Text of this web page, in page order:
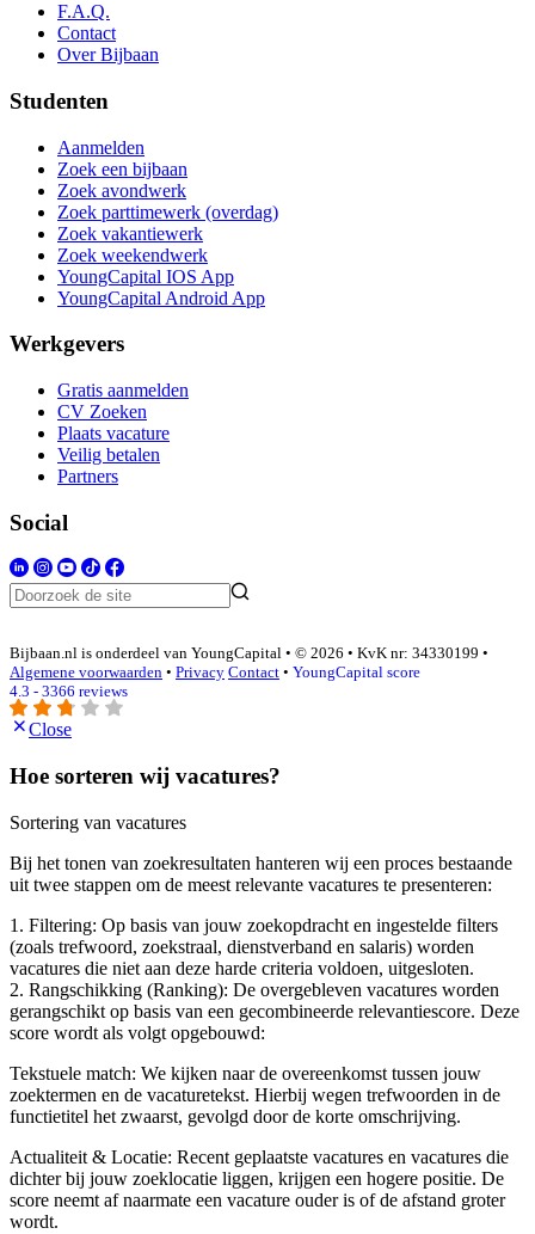
F.A.Q.
Contact
Over Bijbaan
Studenten
Aanmelden
Zoek een bijbaan
Zoek avondwerk
Zoek parttimewerk (overdag)
Zoek vakantiewerk
Zoek weekendwerk
YoungCapital IOS App
YoungCapital Android App
Werkgevers
Gratis aanmelden
CV Zoeken
Plaats vacature
Veilig betalen
Partners
Social
Bijbaan.nl is onderdeel van YoungCapital • © 2026 • KvK nr: 34330199 •
Algemene voorwaarden • Privacy Contact • YoungCapital score
4.3 - 3366 reviews
Close
Hoe sorteren wij vacatures?
Sortering van vacatures
Bij het tonen van zoekresultaten hanteren wij een proces bestaande
uit twee stappen om de meest relevante vacatures te presenteren:
1. Filtering: Op basis van jouw zoekopdracht en ingestelde filters
(zoals trefwoord, zoekstraal, dienstverband en salaris) worden
vacatures die niet aan deze harde criteria voldoen, uitgesloten.
2. Rangschikking (Ranking): De overgebleven vacatures worden
gerangschikt op basis van een gecombineerde relevantiescore. Deze
score wordt als volgt opgebouwd:
Tekstuele match: We kijken naar de overeenkomst tussen jouw
zoektermen en de vacaturetekst. Hierbij wegen trefwoorden in de
functietitel het zwaarst, gevolgd door de korte omschrijving.
Actualiteit & Locatie: Recent geplaatste vacatures en vacatures die
dichter bij jouw zoeklocatie liggen, krijgen een hogere positie. De
score neemt af naarmate een vacature ouder is of de afstand groter
wordt.